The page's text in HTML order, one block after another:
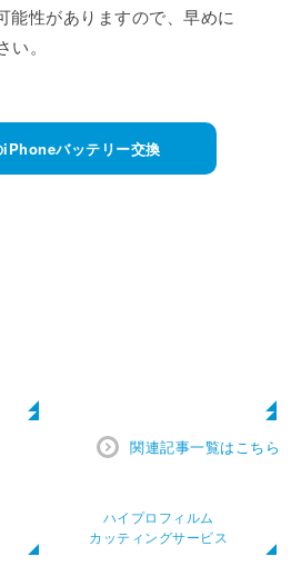
能性がありますので、早めに
。
バッテリー交換
関連記事一覧はこちら
ハイプロフィルム
カッティングサービス